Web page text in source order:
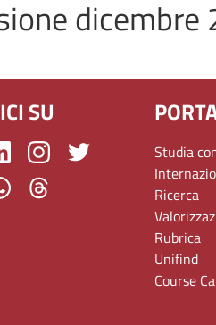
dicembre
SU
Studia
Ricerca
Rubrica
Unifind
Course